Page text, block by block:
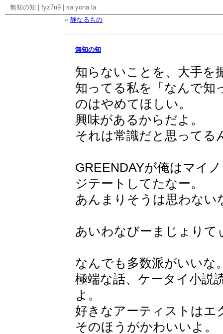
無知の知 fyz7u9
sa.yona.la
« 静なるもの
無知の知
知らないことを、大手を
知ってる私を「なんで知
のはやめてほしい。
興味があるからだよ。
それは常識だと思ってる
GREENDAYが俺はマイ
ジテートしてたなー。
あんまりそうは思わない
あいわなびーまじょりて
なんでも多数派がいいな
極端な話、ケータイ小説
よ。
好きなアーティストはエ
そのほうがかわいいよ。